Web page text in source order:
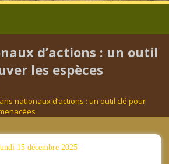
d’actions : un outil
les espèces
nationaux d’actions : un outil clé pour
15 décembre 2025